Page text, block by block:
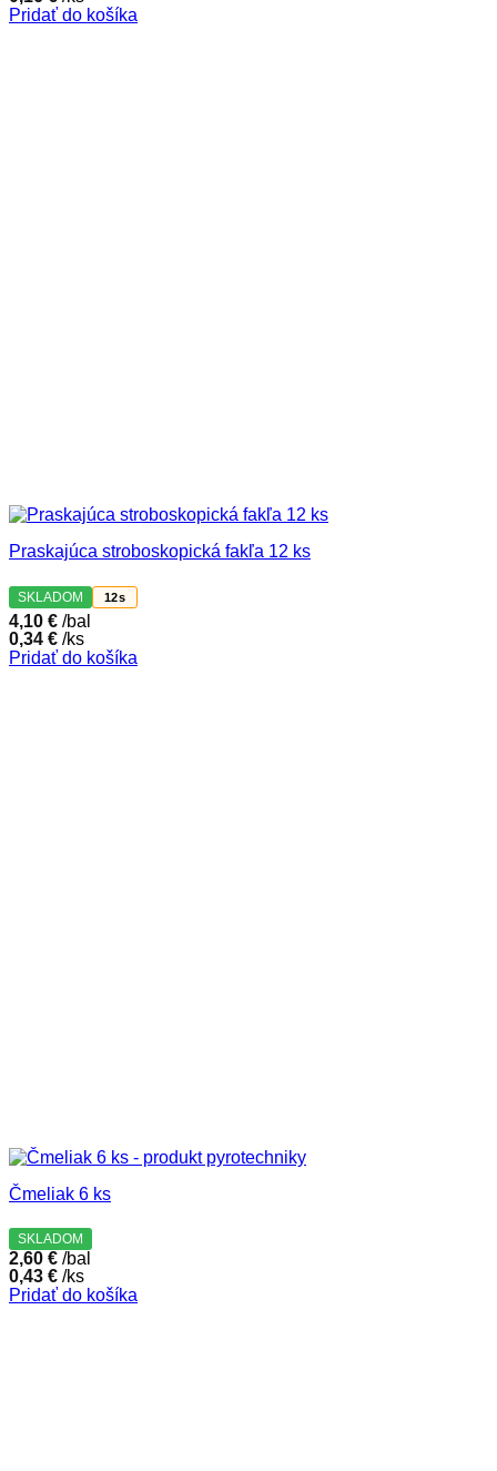
Pridať do košíka
Praskajúca stroboskopická fakľa 12 ks
SKLADOM 12s
4,10 € /bal
0,34 € /ks
Pridať do košíka
Čmeliak 6 ks
SKLADOM
2,60 € /bal
0,43 € /ks
Pridať do košíka